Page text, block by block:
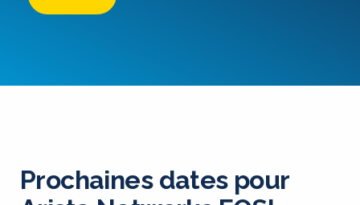
Prochaines dates pour